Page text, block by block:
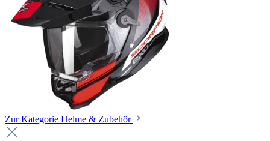
Zur Kategorie Helme & Zubehör